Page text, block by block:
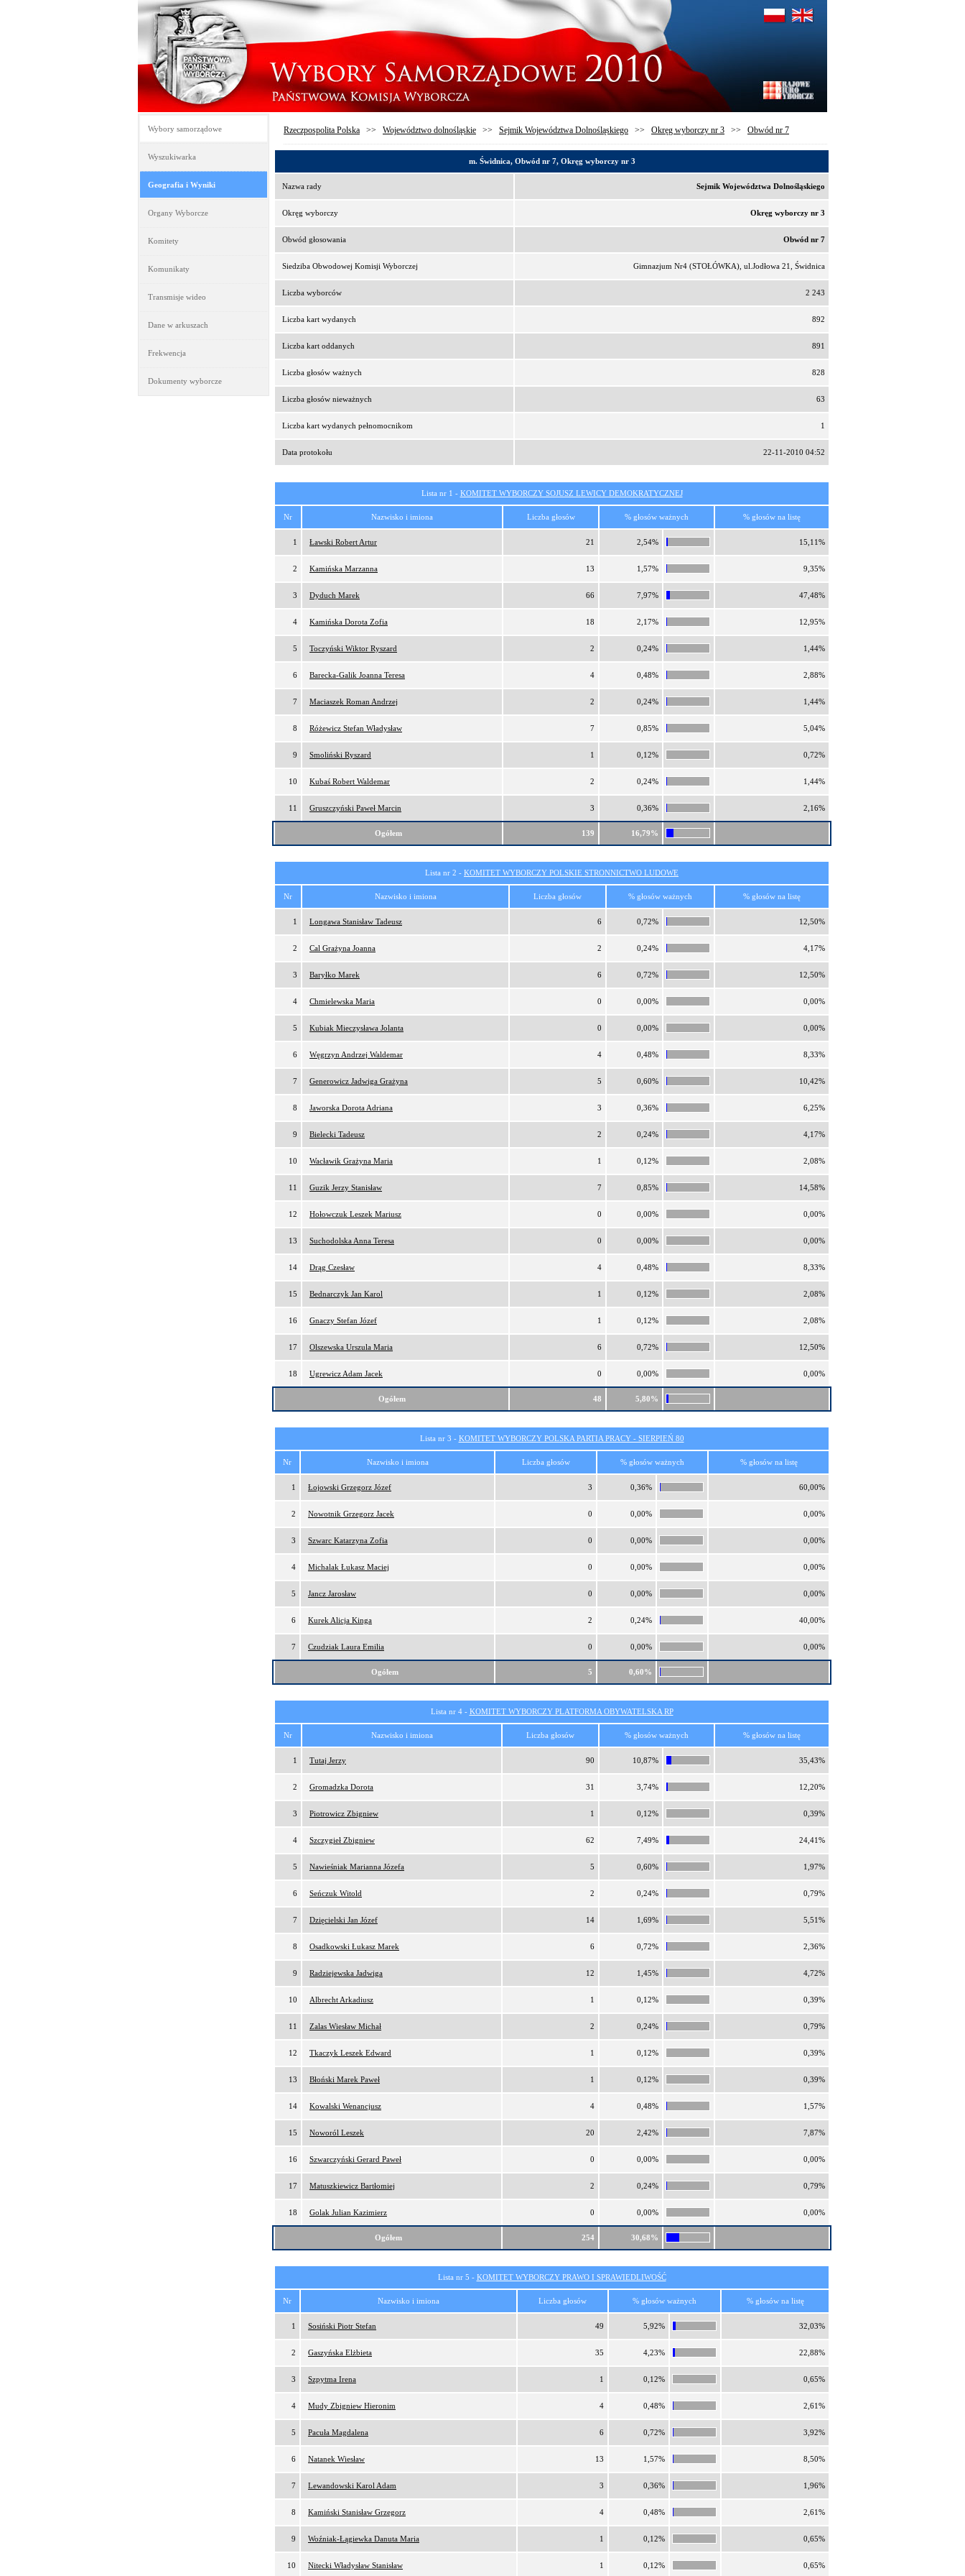
Wybory samorządowe
Wyszukiwarka
Geografia i Wyniki
Organy Wyborcze
Komitety
Komunikaty
Transmisje wideo
Dane w arkuszach
Frekwencja
Dokumenty wyborcze
Rzeczpospolita Polska >> Województwo dolnośląskie >> Sejmik Województwa Dolnośląskiego >> Okręg wyborczy nr 3 >> Obwód nr 7
m. Świdnica, Obwód nr 7, Okręg wyborczy nr 3
Nazwa rady Sejmik Województwa Dolnośląskiego
Okręg wyborczy Okręg wyborczy nr 3
Obwód głosowania Obwód nr 7
Siedziba Obwodowej Komisji Wyborczej Gimnazjum Nr4 (STOŁÓWKA), ul.Jodłowa 21, Świdnica
Liczba wyborców 2 243
Liczba kart wydanych 892
Liczba kart oddanych 891
Liczba głosów ważnych 828
Liczba głosów nieważnych 63
Liczba kart wydanych pełnomocnikom 1
Data protokołu 22-11-2010 04:52
Lista nr 1 - KOMITET WYBORCZY SOJUSZ LEWICY DEMOKRATYCZNEJ
Nr Nazwisko i imiona Liczba głosów % głosów ważnych % głosów na listę
1 Ławski Robert Artur 21 2,54% 15,11%
2 Kamińska Marzanna 13 1,57% 9,35%
3 Dyduch Marek 66 7,97% 47,48%
4 Kamińska Dorota Zofia 18 2,17% 12,95%
5 Toczyński Wiktor Ryszard 2 0,24% 1,44%
6 Barecka-Galik Joanna Teresa 4 0,48% 2,88%
7 Maciaszek Roman Andrzej 2 0,24% 1,44%
8 Różewicz Stefan Władysław 7 0,85% 5,04%
9 Smoliński Ryszard 1 0,12% 0,72%
10 Kubaś Robert Waldemar 2 0,24% 1,44%
11 Gruszczyński Paweł Marcin 3 0,36% 2,16%
Ogółem 139 16,79%
Lista nr 2 - KOMITET WYBORCZY POLSKIE STRONNICTWO LUDOWE
Nr Nazwisko i imiona Liczba głosów % głosów ważnych % głosów na listę
1 Longawa Stanisław Tadeusz 6 0,72% 12,50%
2 Cal Grażyna Joanna 2 0,24% 4,17%
3 Baryłko Marek 6 0,72% 12,50%
4 Chmielewska Maria 0 0,00% 0,00%
5 Kubiak Mieczysława Jolanta 0 0,00% 0,00%
6 Węgrzyn Andrzej Waldemar 4 0,48% 8,33%
7 Generowicz Jadwiga Grażyna 5 0,60% 10,42%
8 Jaworska Dorota Adriana 3 0,36% 6,25%
9 Bielecki Tadeusz 2 0,24% 4,17%
10 Wacławik Grażyna Maria 1 0,12% 2,08%
11 Guzik Jerzy Stanisław 7 0,85% 14,58%
12 Hołowczuk Leszek Mariusz 0 0,00% 0,00%
13 Suchodolska Anna Teresa 0 0,00% 0,00%
14 Drąg Czesław 4 0,48% 8,33%
15 Bednarczyk Jan Karol 1 0,12% 2,08%
16 Gnaczy Stefan Józef 1 0,12% 2,08%
17 Olszewska Urszula Maria 6 0,72% 12,50%
18 Ugrewicz Adam Jacek 0 0,00% 0,00%
Ogółem 48 5,80%
Lista nr 3 - KOMITET WYBORCZY POLSKA PARTIA PRACY - SIERPIEŃ 80
Nr Nazwisko i imiona Liczba głosów % głosów ważnych % głosów na listę
1 Łojowski Grzegorz Józef 3 0,36% 60,00%
2 Nowotnik Grzegorz Jacek 0 0,00% 0,00%
3 Szwarc Katarzyna Zofia 0 0,00% 0,00%
4 Michalak Łukasz Maciej 0 0,00% 0,00%
5 Jancz Jarosław 0 0,00% 0,00%
6 Kurek Alicja Kinga 2 0,24% 40,00%
7 Czudziak Laura Emilia 0 0,00% 0,00%
Ogółem 5 0,60%
Lista nr 4 - KOMITET WYBORCZY PLATFORMA OBYWATELSKA RP
Nr Nazwisko i imiona Liczba głosów % głosów ważnych % głosów na listę
1 Tutaj Jerzy 90 10,87% 35,43%
2 Gromadzka Dorota 31 3,74% 12,20%
3 Piotrowicz Zbigniew 1 0,12% 0,39%
4 Szczygieł Zbigniew 62 7,49% 24,41%
5 Nawieśniak Marianna Józefa 5 0,60% 1,97%
6 Seńczuk Witold 2 0,24% 0,79%
7 Dzięcielski Jan Józef 14 1,69% 5,51%
8 Osadkowski Łukasz Marek 6 0,72% 2,36%
9 Radziejewska Jadwiga 12 1,45% 4,72%
10 Albrecht Arkadiusz 1 0,12% 0,39%
11 Zalas Wiesław Michał 2 0,24% 0,79%
12 Tkaczyk Leszek Edward 1 0,12% 0,39%
13 Błoński Marek Paweł 1 0,12% 0,39%
14 Kowalski Wenancjusz 4 0,48% 1,57%
15 Noworól Leszek 20 2,42% 7,87%
16 Szwarczyński Gerard Paweł 0 0,00% 0,00%
17 Matuszkiewicz Bartłomiej 2 0,24% 0,79%
18 Golak Julian Kazimierz 0 0,00% 0,00%
Ogółem 254 30,68%
Lista nr 5 - KOMITET WYBORCZY PRAWO I SPRAWIEDLIWOŚĆ
Nr Nazwisko i imiona Liczba głosów % głosów ważnych % głosów na listę
1 Sosiński Piotr Stefan 49 5,92% 32,03%
2 Gaszyńska Elżbieta 35 4,23% 22,88%
3 Szpytma Irena 1 0,12% 0,65%
4 Mudy Zbigniew Hieronim 4 0,48% 2,61%
5 Pacuła Magdalena 6 0,72% 3,92%
6 Natanek Wiesław 13 1,57% 8,50%
7 Lewandowski Karol Adam 3 0,36% 1,96%
8 Kamiński Stanisław Grzegorz 4 0,48% 2,61%
9 Woźniak-Łągiewka Danuta Maria 1 0,12% 0,65%
10 Nitecki Władysław Stanisław 1 0,12% 0,65%